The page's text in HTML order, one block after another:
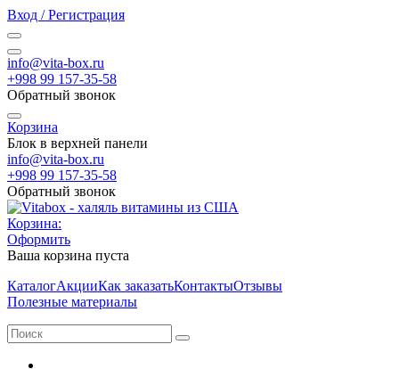
Вход / Регистрация
info@vita-box.ru
+998 99 157-35-58
Обратный звонок
Корзина
Блок в верхней панели
info@vita-box.ru
+998 99 157-35-58
Обратный звонок
Корзина:
Оформить
Ваша корзина пуста
КаталогАкцииКак заказатьКонтактыОтзывы
Полезные материалы